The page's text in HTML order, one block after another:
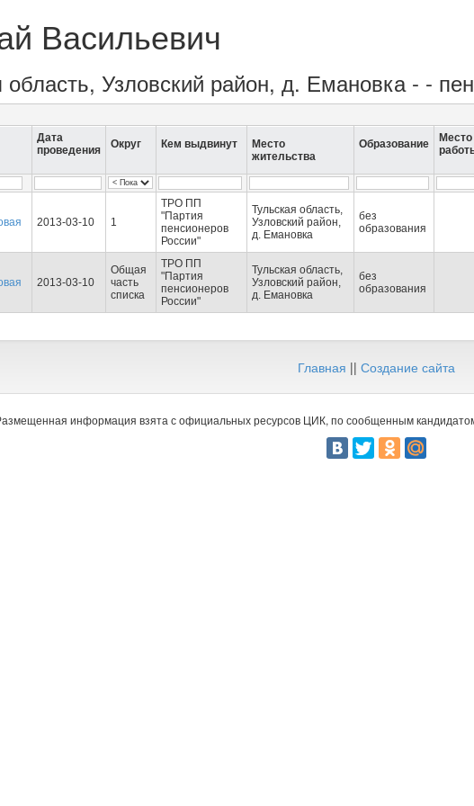
Васильевич
Узловский район, д. Емановка - -
Дата
проведения
Округ Кем выдвинут
Место
жительства
Образование
Место
2013-03-10 1
ТРО ПП
"Партия
пенсионеров
России"
Тульская область,
Узловский район,
д. Емановка
без
образования
2013-03-10
Общая
часть
списка
ТРО ПП
"Партия
пенсионеров
России"
Тульская область,
Узловский район,
д. Емановка
без
образования
Главная || Создание сайта
информация взята с официальных ресурсов ЦИК, по сообщенным